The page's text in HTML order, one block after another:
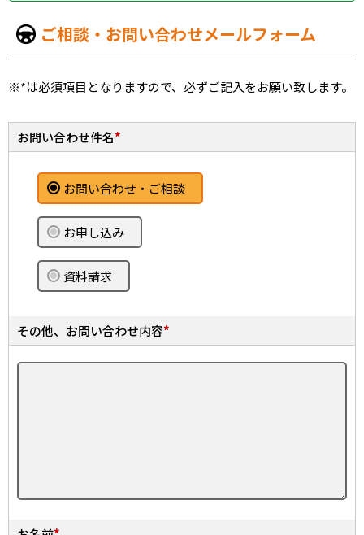
ご相談・お問い合わせメールフォーム
※*は必須項目となりますので、必ずご記入をお願い致します。
お問い合わせ件名*
お問い合わせ・ご相談
お申し込み
資料請求
その他、お問い合わせ内容*